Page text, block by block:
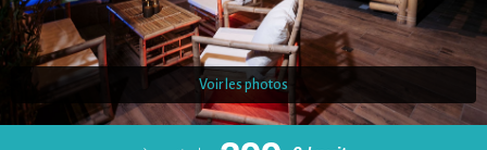
Voir les photos